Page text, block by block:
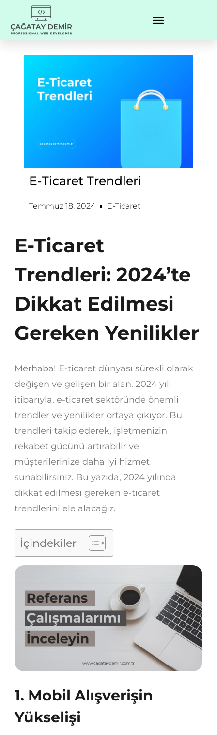
E-Ticaret Trendleri
Temmuz 18, 2024 E-Ticaret
E-Ticaret
Trendleri: 2024’te
Dikkat Edilmesi
Gereken Yenilikler
Merhaba! E-ticaret dünyası sürekli olarak
değişen ve gelişen bir alan. 2024 yılı
itibarıyla, e-ticaret sektöründe önemli
trendler ve yenilikler ortaya çıkıyor. Bu
trendleri takip ederek, işletmenizin
rekabet gücünü artırabilir ve
müşterilerinize daha iyi hizmet
sunabilirsiniz. Bu yazıda, 2024 yılında
dikkat edilmesi gereken e-ticaret
trendlerini ele alacağız.
İçindekiler
1. Mobil Alışverişin
Yükselişi